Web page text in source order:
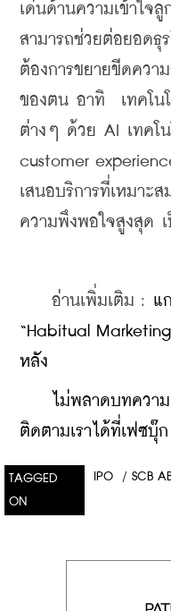
เด่นด้านความเข้าใจ
สามารถช่วยต่อยอดธุ
ต้องการขยายขีดควา
ของตน อาทิ  เทคโนโ
ต่างๆ ด้วย AI เทคโน
customer
เสนอบริการที่เหมาะ
ความพึงพอใจสูงสุด
อ่านเพิ่มเติม : แ
“Habitual
หลัง
ไม่พลาดบทควา
ติดตามเราได้ที่เฟซบุ๊
TAGGED
ON
IPO / SCB